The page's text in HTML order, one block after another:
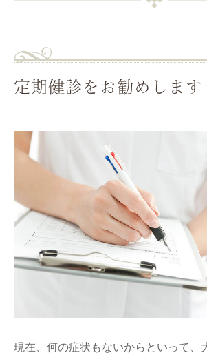
定期健診をお勧めします
現在、何の症状もないからといって、